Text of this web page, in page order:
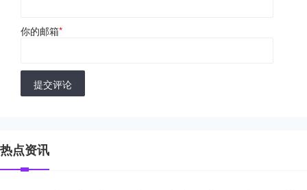
你的邮箱*
提交评论
热点资讯